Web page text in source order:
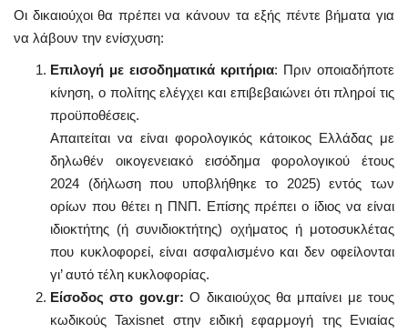
Οι δικαιούχοι θα πρέπει να κάνουν τα εξής πέντε βήματα για
να λάβουν την ενίσχυση:
Επιλογή με εισοδηματικά κριτήρια: Πριν οποιαδήποτε
κίνηση, ο πολίτης ελέγχει και επιβεβαιώνει ότι πληροί τις
προϋποθέσεις.
Απαιτείται να είναι φορολογικός κάτοικος Ελλάδας με
δηλωθέν οικογενειακό εισόδημα φορολογικού έτους
2024 (δήλωση που υποβλήθηκε το 2025) εντός των
ορίων που θέτει η ΠΝΠ. Επίσης πρέπει ο ίδιος να είναι
ιδιοκτήτης (ή συνιδιοκτήτης) οχήματος ή μοτοσυκλέτας
που κυκλοφορεί, είναι ασφαλισμένο και δεν οφείλονται
γι’ αυτό τέλη κυκλοφορίας.
Είσοδος στο gov.gr: Ο δικαιούχος θα μπαίνει με τους
κωδικούς Taxisnet στην ειδική εφαρμογή της Ενιαίας